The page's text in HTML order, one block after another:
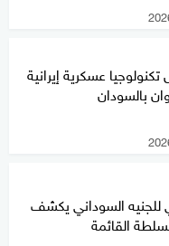
عسكرية إيرانية
بالسودان
للجنيه السوداني يكشف
القائمة